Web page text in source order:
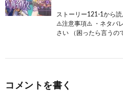
ストーリー121-1から
⚠️注意事項⚠️ ・ネタバ
さい （困ったら言うの
コメントを書く